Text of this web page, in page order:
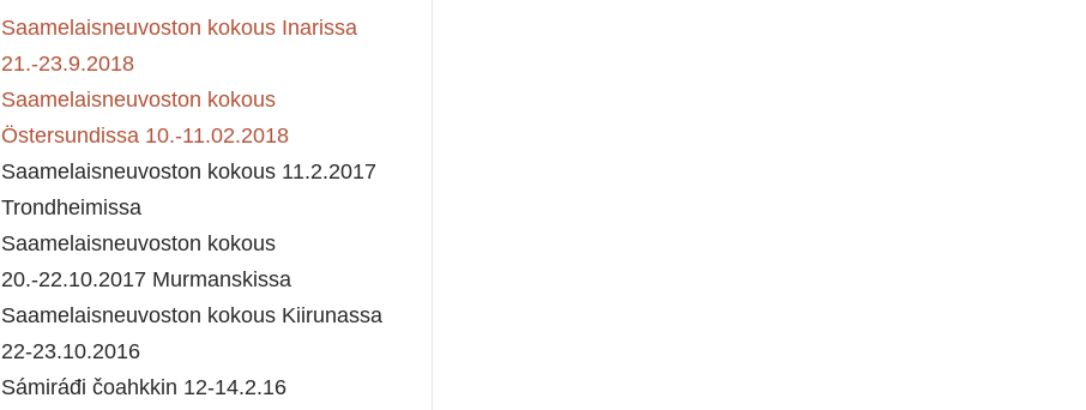
Saamelaisneuvoston kokous Inarissa
21.-23.9.2018
Saamelaisneuvoston kokous
Östersundissa 10.-11.02.2018
Saamelaisneuvoston kokous 11.2.2017
Trondheimissa
Saamelaisneuvoston kokous
20.-22.10.2017 Murmanskissa
Saamelaisneuvoston kokous Kiirunassa
22-23.10.2016
Sámiráđi čoahkkin 12-14.2.16